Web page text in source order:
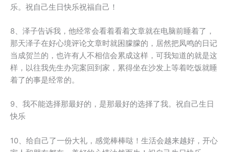
乐。祝自己生日快乐祝福自己！
8、泽子告诉我，他经常会看着看着文章就在电脑前睡着了，
那天泽子在好心境评论文章时就困朦朦的，居然把凤鸣的日记
当成贺兰的，也许有人不相信会累成这样，可我知道的就是这
样，以往我先生办完案回到家，累得坐在沙发上等着吃饭就睡
着了的事是经常的。
9、我不能选择那最好的，是那最好的选择了我。祝自己生日
快乐
10、给自己了一份大礼，感觉棒棒哒！生活会越来越好，开心